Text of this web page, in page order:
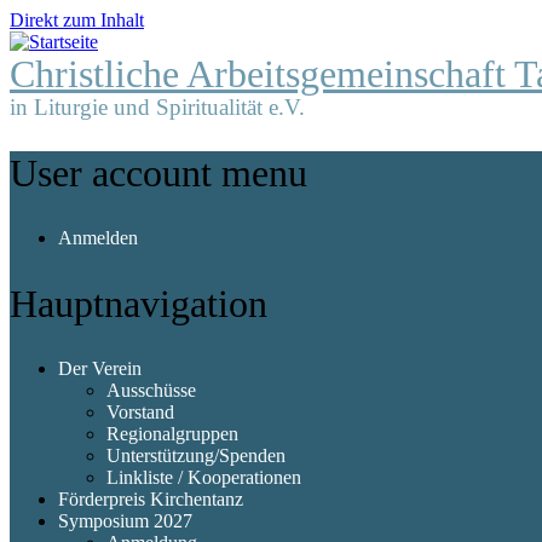
Direkt zum Inhalt
Christliche Arbeitsgemeinschaft
in Liturgie und Spiritualität e.V.
User account menu
Anmelden
Hauptnavigation
Der Verein
Ausschüsse
Vorstand
Regionalgruppen
Unterstützung/Spenden
Linkliste / Kooperationen
Förderpreis Kirchentanz
Symposium 2027